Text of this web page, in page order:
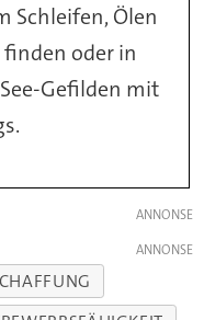
Schleifen, Ölen
oder in
Gefilden mit